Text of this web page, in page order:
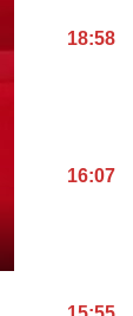
18:58
16:07